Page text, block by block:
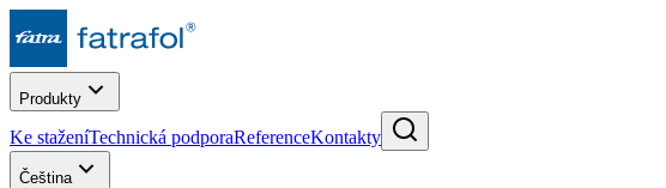
Produkty
Ke staženíTechnická podporaReferenceKontakty
Čeština